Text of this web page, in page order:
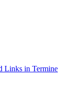
Links in Termine